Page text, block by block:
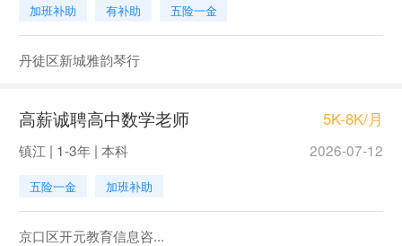
加班补助 有补助 五险一金
丹徒区新城雅韵琴行
高薪诚聘高中数学老师 5K-8K/月
镇江 | 1-3年 | 本科 2026-07-12
五险一金 加班补助
京口区开元教育信息咨...